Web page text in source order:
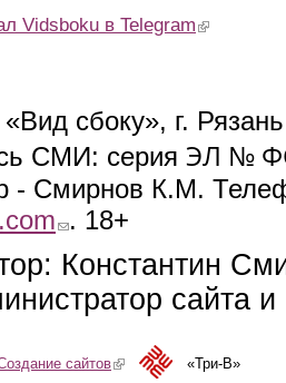
Vidsboku в Telegram (link is
сбоку», г.
СМИ: серия ЭЛ №
- Смирнов К.М.
(link sends e-mail)
. 18+
Константин
сайта
сайтов(link is external)«Три-В»